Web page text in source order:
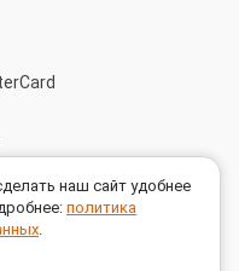
наш сайт удобнее
политика
.